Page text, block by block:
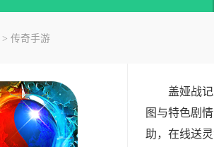
> 传奇手游
盖娅战
图与特色剧
助，在线送